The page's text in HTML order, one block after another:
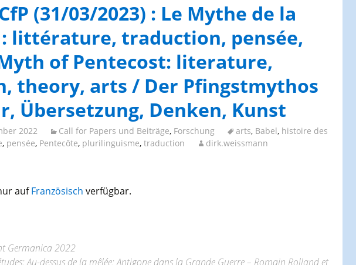
(31/03/2023) : Le Mythe de la
littérature, traduction, pensée,
of Pentecost: literature,
theory, arts / Der Pfingstmythos
Übersetzung, Denken, Kunst
2022 Call for Papers und Beiträge, Forschung arts, Babel, histoire des
, pensée, Pentecôte, plurilinguisme, traduction dirk.weissmann
aufFranzösisch verfügbar.
Germanica 2022
Au-dessus de la mêlée: Antigone dans la Grande Guerre – Romain Rolland et